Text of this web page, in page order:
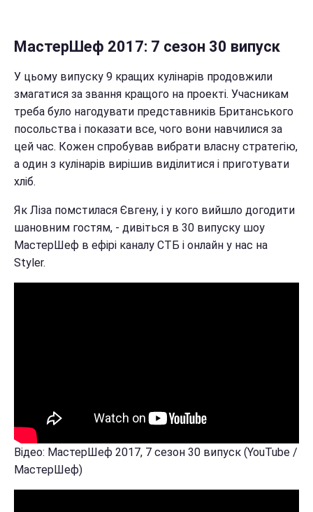
МастерШеф 2017: 7 сезон 30 випуск
У цьому випуску 9 кращих кулінарів продовжили
змагатися за звання кращого на проекті. Учасникам
треба було нагодувати представників Британського
посольства і показати все, чого вони навчилися за
цей час. Кожен спробував вибрати власну стратегію,
а один з кулінарів вирішив виділитися і приготувати
хліб.
Як Ліза помстилася Євгену, і у кого вийшло догодити
шановним гостям, - дивіться в 30 випуску шоу
МастерШеф в ефірі каналу СТБ і онлайн у нас на
Styler.
Відео: МастерШеф 2017, 7 сезон 30 випуск (YouTube /
МастерШеф)